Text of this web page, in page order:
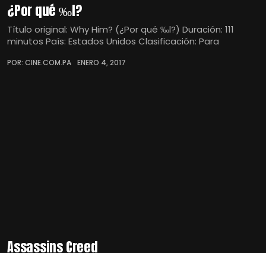
¿Por qué ‰l?
Título original: Why Him? (¿Por qué ‰l?) Duración: 111
minutos País: Estados Unidos Clasificación: Para
POR: CINE.COM.PA ENERO 4, 2017
Assassins Creed